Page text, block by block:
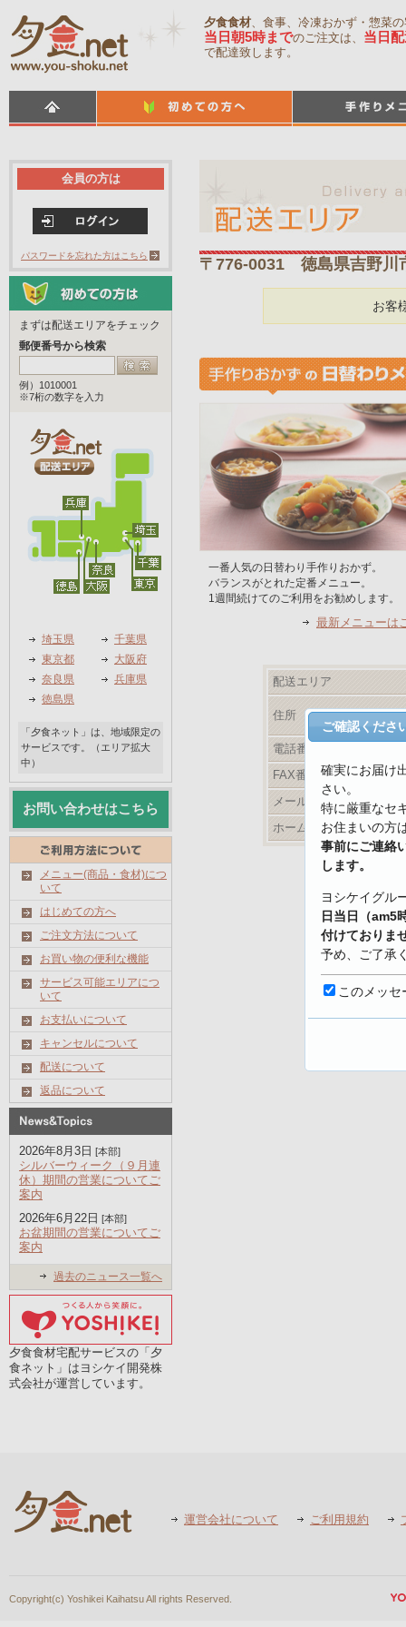
夕食食材、食事、冷凍おかず・惣菜
当日朝5時までのご注文は、 当日
で配達致します。
〒776-0031 徳島県吉野川
お客
一番人気の日替わり手作りおかず。
バランスがとれた定番メニュー。
1週間続けてのご利用をお勧めします。
最新メニューは
配送エリア
住所
電話番号
FAX番号
メールアドレス
ホームページ
会員の方は
パスワードを忘れた方はこちら
まずは配送エリアをチェック
郵便番号から検索
例）1010001
※7桁の数字を入力
埼玉県
千葉県
東京都
大阪府
奈良県
兵庫県
徳島県
「夕食ネット」は、地域限定の
サービスです。（エリア拡大
中）
お問い合わせはこちら
メニュー(商品・食材)につ
いて
はじめての方へ
ご注文方法について
お買い物の便利な機能
サービス可能エリアにつ
いて
お支払いについて
キャンセルについて
配送について
返品について
2026年8月3日 [本部]
シルバーウィーク（９月連
休）期間の営業についてご
案内
2026年6月22日 [本部]
お盆期間の営業についてご
案内
過去のニュース一覧へ
夕食食材宅配サービスの「夕
食ネット」はヨシケイ開発株
式会社が運営しています。
運営会社について ご利用規約
Copyright(c) Yoshikei Kaihatsu All rights Reserved.
ご確認くださ
確実にお届け
さい。
特に厳重なセ
お住まいの方
事前にご連絡
します。
ヨシケイグル
日当日（am5
付けておりま
予め、ご了承
【キャンセル
このメッ